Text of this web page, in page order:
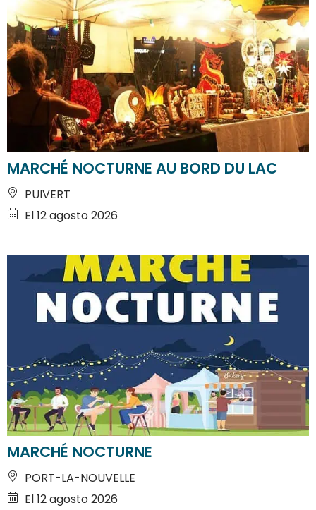
MARCHÉ NOCTURNE AU BORD DU LAC
PUIVERT
El 12 agosto 2026
MARCHÉ NOCTURNE
PORT-LA-NOUVELLE
El 12 agosto 2026